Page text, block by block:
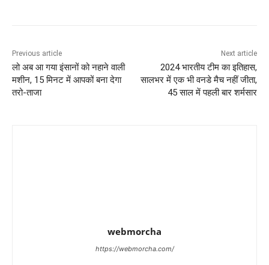
Previous article
लो अब आ गया इंसानों को नहाने वाली
मशीन, 15 मिनट में आपकों बना देगा
तरो-ताजा
Next article
2024 भारतीय टीम का इतिहास,
सालभर में एक भी वनडे मैच नहीं जीता,
45 साल में पहली बार शर्मसार
webmorcha
https://webmorcha.com/